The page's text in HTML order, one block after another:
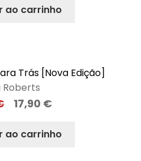
ao carrinho
Trás [Nova Edição]
Roberts
17,90 €
ao carrinho